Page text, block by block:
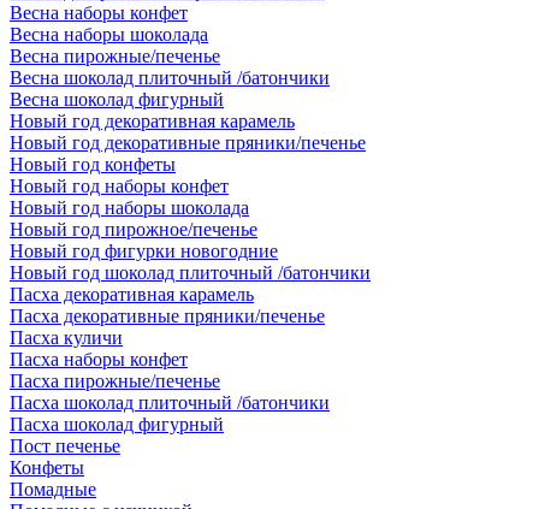
Весна наборы конфет
Весна наборы шоколада
Весна пирожные/печенье
Весна шоколад плиточный /батончики
Весна шоколад фигурный
Новый год декоративная карамель
Новый год декоративные пряники/печенье
Новый год конфеты
Новый год наборы конфет
Новый год наборы шоколада
Новый год пирожное/печенье
Новый год фигурки новогодние
Новый год шоколад плиточный /батончики
Пасха декоративная карамель
Пасха декоративные пряники/печенье
Пасха куличи
Пасха наборы конфет
Пасха пирожные/печенье
Пасха шоколад плиточный /батончики
Пасха шоколад фигурный
Пост печенье
Конфеты
Помадные